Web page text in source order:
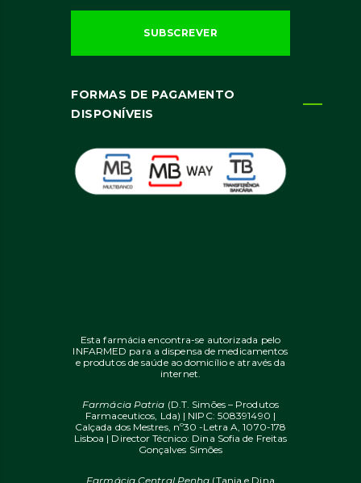
FORMAS DE PAGAMENTO
DISPONÍVEIS
Esta farmácia encontra-se autorizada pelo
INFARMED para a dispensa de medicamentos
e produtos de saúde ao domicílio e através da
internet.
Farmácia Patria (D.T. Simões – Produtos
Farmaceuticos, Lda) | NIPC: 508391490 |
Calçada dos Mestres, nº30 -Letra A, 1070-178
Lisboa | Director Técnico: Dina Sofia de Freitas
Gonçalves Simões
Farmácia Central Penha (Tania e Dina